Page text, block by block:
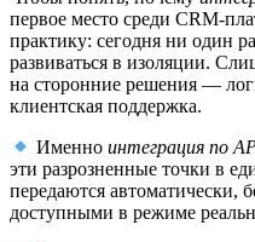
первое место среди CRM-
практику: сегодня ни один
развиваться в изоляции.
на сторонние решения —
клиентская поддержка.
Именноинтеграция по
эти разрозненные точки в
передаются автоматически,
доступными в режиме